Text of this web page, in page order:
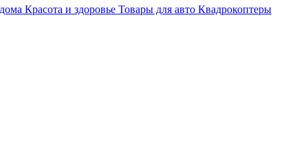
Красота и здоровье Товары для авто Квадрокоптеры